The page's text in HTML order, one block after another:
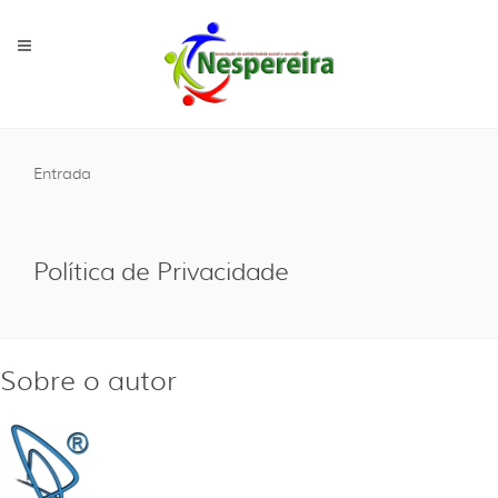
Entrada
Política de Privacidade
Sobre o autor